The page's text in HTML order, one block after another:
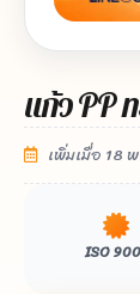
แก้ว PP
เพิ่มเมื่อ 18
ISO